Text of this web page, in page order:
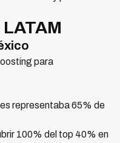
para
representaba 65% de
100% del top 40% en